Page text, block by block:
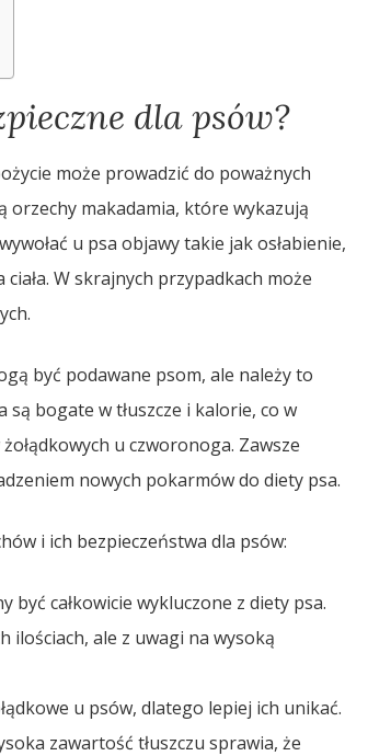
dla psów?
może prowadzić do poważnych
orzechy makadamia, które wykazują
u psa objawy takie jak osłabienie,
W skrajnych przypadkach może
być podawane psom, ale należy to
bogate w tłuszcze i kalorie, co w
u czworonoga. Zawsze
nowych pokarmów do diety psa.
i ich bezpieczeństwa dla psów:
być całkowicie wykluczone z diety psa.
ilościach, ale z uwagi na wysoką
u psów, dlatego lepiej ich unikać.
zawartość tłuszczu sprawia, że